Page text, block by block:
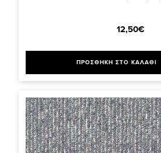
12,50€
ΠΡΟΣΘΗΚΗ ΣΤΟ ΚΑΛΑΘΙ